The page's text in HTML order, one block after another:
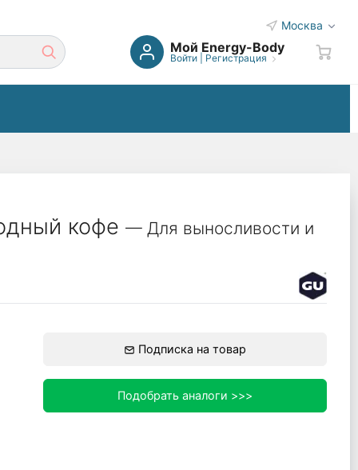
Москва
Мой Energy-Body
Войти| Регистрация
кофе — Для выносливости и
Подписка на товар
Подобрать аналоги >>>